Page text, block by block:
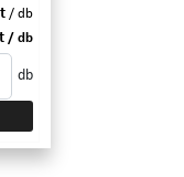
/ db
/ db
db